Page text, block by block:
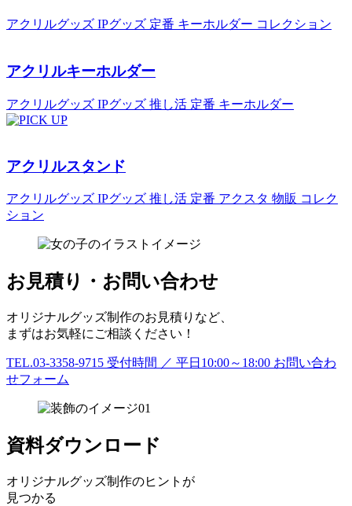
アクリルグッズ IPグッズ 定番 キーホルダー コレクション
アクリルキーホルダー
アクリルグッズ IPグッズ 推し活 定番 キーホルダー
アクリルスタンド
アクリルグッズ IPグッズ 推し活 定番 アクスタ 物販 コレク
ション
お見積り・お問い合わせ
オリジナルグッズ制作のお見積りなど、
まずはお気軽にご相談ください！
TEL.03-3358-9715 受付時間 ／ 平日10:00～18:00 お問い合わ
せフォーム
資料ダウンロード
オリジナルグッズ制作のヒントが
見つかる